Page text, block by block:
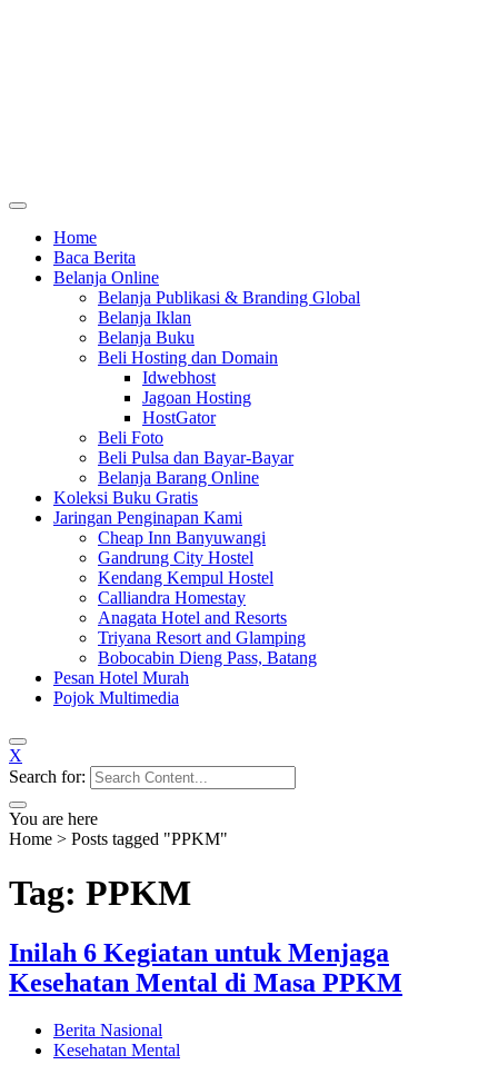
Home
Baca Berita
Belanja Online
Belanja Publikasi & Branding Global
Belanja Iklan
Belanja Buku
Beli Hosting dan Domain
Idwebhost
Jagoan Hosting
HostGator
Beli Foto
Beli Pulsa dan Bayar-Bayar
Belanja Barang Online
Koleksi Buku Gratis
Jaringan Penginapan Kami
Cheap Inn Banyuwangi
Gandrung City Hostel
Kendang Kempul Hostel
Calliandra Homestay
Anagata Hotel and Resorts
Triyana Resort and Glamping
Bobocabin Dieng Pass, Batang
Pesan Hotel Murah
Pojok Multimedia
X
Search for:
You are here
Home > Posts tagged "PPKM"
Tag: PPKM
Inilah 6 Kegiatan untuk Menjaga
Kesehatan Mental di Masa PPKM
Berita Nasional
Kesehatan Mental